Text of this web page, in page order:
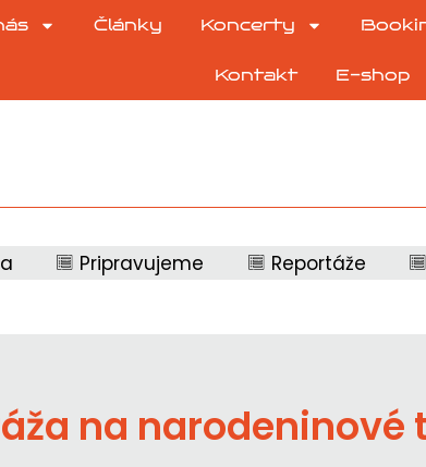
Články Koncerty
Kontakt E-shop
Pripravujeme Reportáže
na narodeninové